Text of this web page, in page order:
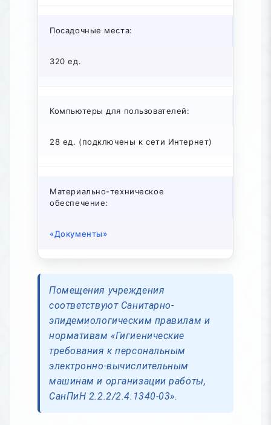
Посадочные места:
320 ед.
Компьютеры для пользователей:
28 ед. (подключены к сети Интернет)
Материально-техническое
обеспечение:
«Документы»
Помещения учреждения
соответствуют Санитарно-
эпидемиологическим правилам и
нормативам «Гигиенические
требования к персональным
электронно-вычислительным
машинам и организации работы,
СанПиН 2.2.2/2.4.1340-03».